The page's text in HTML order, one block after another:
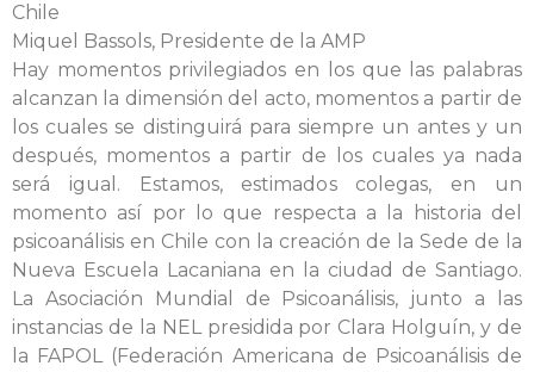
Chile
Miquel Bassols, Presidente de la AMP
Hay momentos privilegiados en los que las palabras
alcanzan la dimensión del acto, momentos a partir de
los cuales se distinguirá para siempre un antes y un
después, momentos a partir de los cuales ya nada
será igual. Estamos, estimados colegas, en un
momento así por lo que respecta a la historia del
psicoanálisis en Chile con la creación de la Sede de la
Nueva Escuela Lacaniana en la ciudad de Santiago.
La Asociación Mundial de Psicoanálisis, junto a las
instancias de la NEL presidida por Clara Holguín, y de
la FAPOL (Federación Americana de Psicoanálisis de